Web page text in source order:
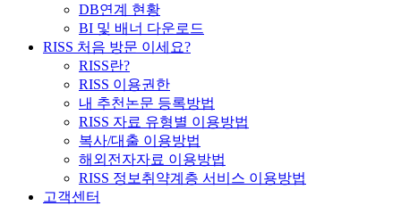
DB연계 현황
BI 및 배너 다운로드
RISS 처음 방문 이세요?
RISS란?
RISS 이용권한
내 추천논문 등록방법
RISS 자료 유형별 이용방법
복사/대출 이용방법
해외전자자료 이용방법
RISS 정보취약계층 서비스 이용방법
고객센터